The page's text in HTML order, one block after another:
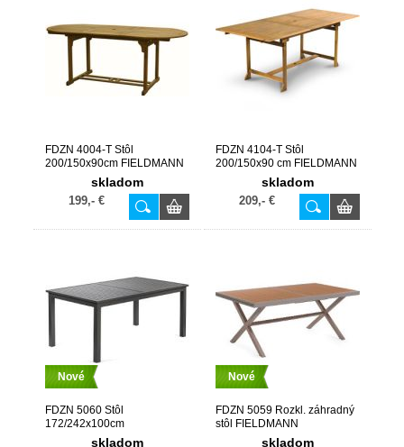
FDZN 4004-T Stôl
200/150x90cm FIELDMANN
skladom
199,- €
FDZN 4104-T Stôl
200/150x90 cm FIELDMANN
skladom
209,- €
Nové
FDZN 5060 Stôl
172/242x100cm
FIELDMANNskladom
Nové
FDZN 5059 Rozkl. záhradný
stôl FIELDMANN
skladom